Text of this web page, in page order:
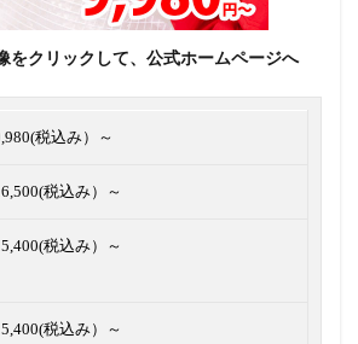
をクリックして、公式ホームページへ
税込み）～
税込み）～
税込み）～
税込み）～